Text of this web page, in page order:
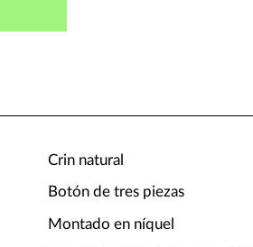
Crin natural
Botón de tres piezas
Montado en níquel